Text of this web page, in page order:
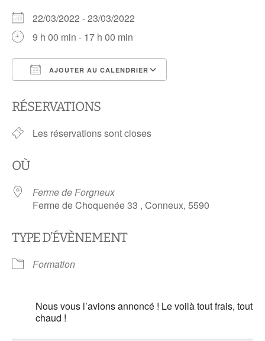
22/03/2022 - 23/03/2022
9 h 00 min - 17 h 00 min
AJOUTER AU CALENDRIER
RÉSERVATIONS
Les réservations sont closes
OÙ
Ferme de Forgneux
Ferme de Choquenée 33 , Conneux, 5590
TYPE D’ÉVÈNEMENT
Formation
Nous vous l’avions annoncé ! Le voilà tout frais, tout
chaud !